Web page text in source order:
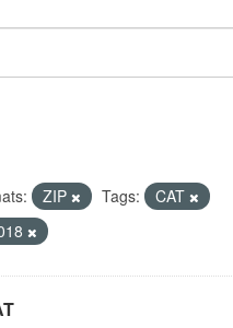
ZIP Tags:
CAT